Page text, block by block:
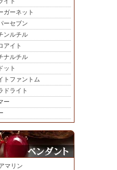
ガーネット
ーセブン
ンルチル
アイト
ナルチル
ット
トファントム
ドライト
ー
マリン